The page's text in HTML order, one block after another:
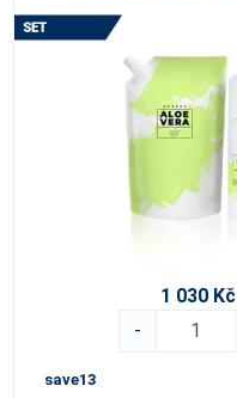
1 030 Kč
-
save13